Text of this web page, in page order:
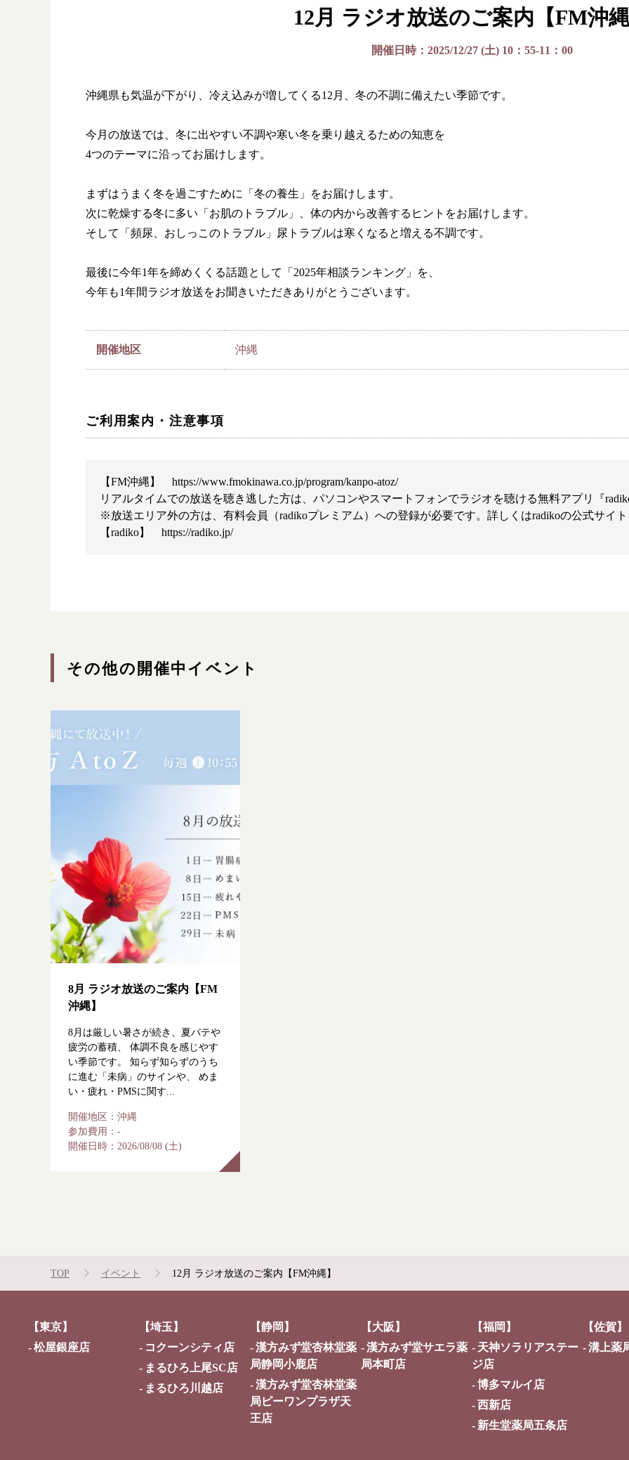
根本から身体を整えるとは
漢方みず堂とは
お知らせ イベント・講座
12月 ラジオ放送のご案内【FM沖
開催日時：2025/12/27 (土) 10：55-11：00
沖縄県も気温が下がり、冷え込みが増してくる12月、冬の不調に備えたい季節です。
今月の放送では、冬に出やすい不調や寒い冬を乗り越えるための知恵を
4つのテーマに沿ってお届けします。
まずはうまく冬を過ごすために「冬の養生」をお届けします。
次に乾燥する冬に多い「お肌のトラブル」、体の内から改善するヒントをお届けします。
そして「頻尿、おしっこのトラブル」尿トラブルは寒くなると増える不調です。
最後に今年1年を締めくくる話題として「2025年相談ランキング」を、
今年も1年間ラジオ放送をお聞きいただきありがとうございます。
開催地区 沖縄
ご利用案内・注意事項
【FM沖縄】 https://www.fmokinawa.co.jp/program/kanpo-atoz/
リアルタイムでの放送を聴き逃した方は、パソコンやスマートフォンでラジオを聴ける無料アプリ『
※放送エリア外の方は、有料会員（radikoプレミアム）への登録が必要です。詳しくはradikoの公式サイ
【radiko】 https://radiko.jp/
その他の開催中イベント
8月 ラジオ放送のご案内【FM
沖縄】
8月は厳しい暑さが続き、夏バテや
疲労の蓄積、 体調不良を感じやす
い季節です。 知らず知らずのうち
に進む「未病」のサインや、 めま
い・疲れ・PMSに関す...
開催地区： 沖縄
参加費用： -
開催日時： 2026/08/08 (土)
TOP イベント 12月 ラジオ放送のご案内【FM沖縄】
【東京】
松屋銀座店
【埼玉】
コクーンシティ店
まるひろ上尾SC店
まるひろ川越店
【静岡】
漢方みず堂杏林堂薬
局静岡小鹿店
漢方みず堂杏林堂薬
局ピーワンプラザ天
王店
【大阪】
漢方みず堂サエラ薬
局本町店
【福岡】
天神ソラリアステー
ジ店
博多マルイ店
西新店
新生堂薬局五条店
【佐賀】
溝上薬